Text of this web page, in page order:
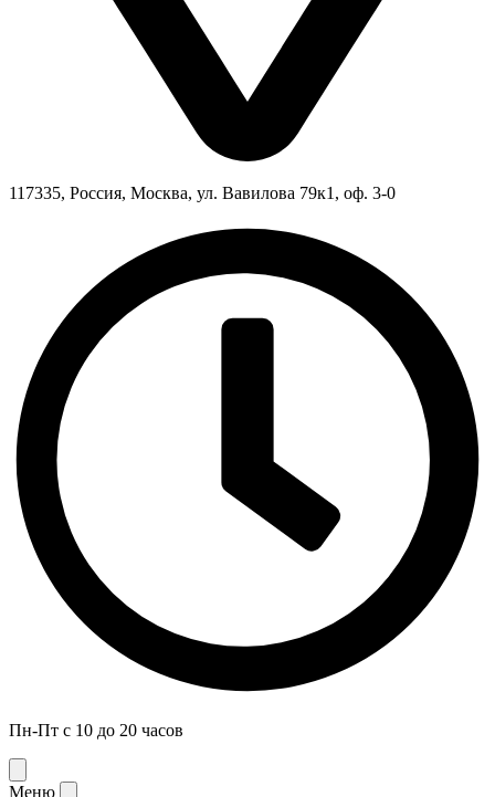
117335, Россия, Москва, ул. Вавилова 79к1, оф. 3-0
Пн-Пт с 10 до 20 часов
Меню